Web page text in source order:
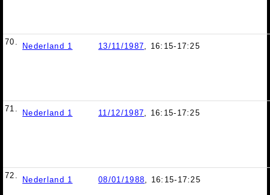
70. Nederland 1 13/11/1987, 16:15-17:25
71. Nederland 1 11/12/1987, 16:15-17:25
72. Nederland 1 08/01/1988, 16:15-17:25